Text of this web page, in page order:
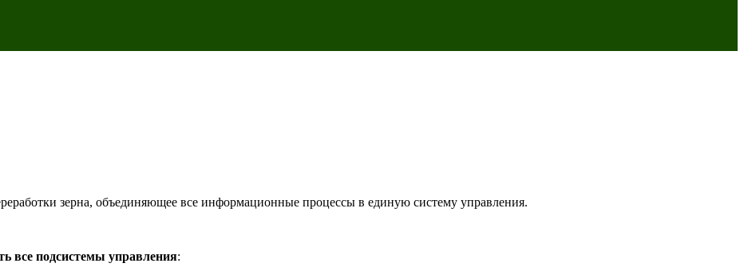
зерна, объединяющее все информационные процессы в единую систему управления.
все подсистемы управления: